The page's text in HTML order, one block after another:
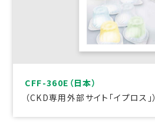
CFF-360E（日本）
（CKD専用外部サイト「イプロス」）